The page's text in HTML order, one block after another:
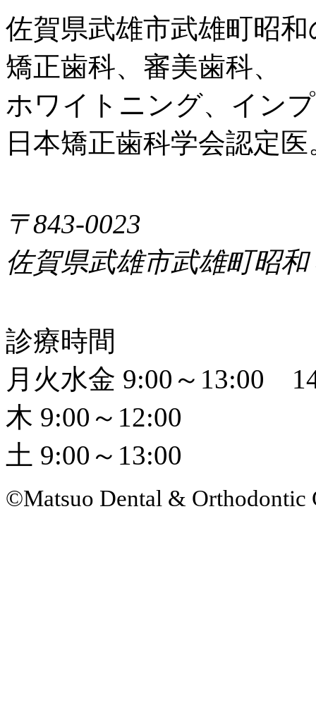
佐賀県武雄市武雄町昭
矯正歯科、審美歯科、
ホワイトニング、イン
日本矯正歯科学会認定
〒843-0023
佐賀県武雄市武雄町昭
診療時間
月火水金 9:00～13:00
木 9:00～12:00
土 9:00～13:00
©Matsuo Dental & Orthodontic